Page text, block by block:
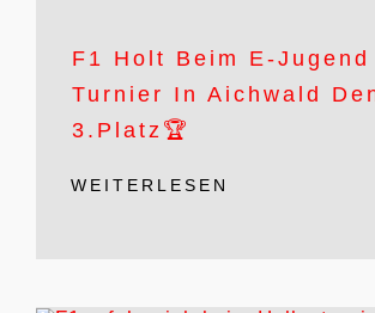
F1 Holt Beim E-Jugend
Turnier In Aichwald
3.Platz🏆
WEITERLESEN